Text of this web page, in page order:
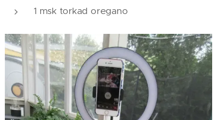
1 msk torkad oregano